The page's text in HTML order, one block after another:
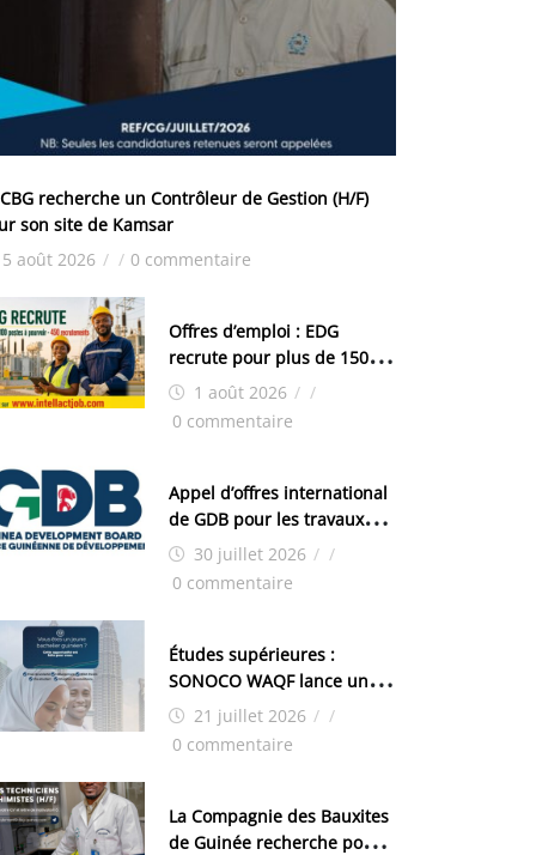
recherche un Contrôleur de Gestion (H/F)
son site de Kamsar
5 août 2026 / / 0 commentaire
Offres d’emploi : EDG
recrute pour plus de 150
postes1 août 2026 / /
0 commentaire
Appel d’offres international
de GDB pour les travaux
d’aménagement de la zone
industrielle de FANDJE
30 juillet 2026 / /
0 commentaire
Études supérieures :
SONOCO WAQF lance un
programme de bourses
pour la Malaisie
21 juillet 2026 / /
0 commentaire
La Compagnie des Bauxites
de Guinée recherche pour